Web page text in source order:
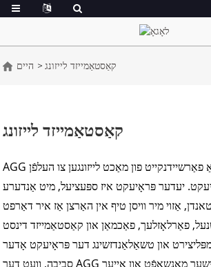
היים קאַסטאַמייזד לייזונג
קאַסטאַמייזד לייזונג
AGG פּאַוער קען צושטעלן אַ פאַרשיידנקייט פון מאַכט לייזונגען צו העלפֿן
יעדער פּראָיעקט איז ספּעציעל, מיט אַנדערע
אַזוי מיר וויסן טיף אין האַרצן אַז איר דאַרפט
און טשאַלאַנדזשינג דער פּראָיעקט אָדער
סביבה, וועט דער AGG פּאַוער טעכנישער מאַנשאַפֿט און אייער
פּ סעריע 10-220 קוואַ
DE סעריע 22-250 kVA
ק סערייס 7-49 קוואַ
V סעריע 94-285 kVA